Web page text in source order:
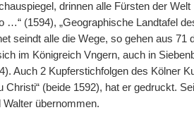
drinnen alle Fürsten der
…“ (1594), „Geographische Landtafel
seindt alle die Wege, so gehen aus
im Königreich Vngern, auch in
Auch 2 Kupferstichfolgen des Kölner
Christi“ (beide 1592), hat er gedruckt.
übernommen.